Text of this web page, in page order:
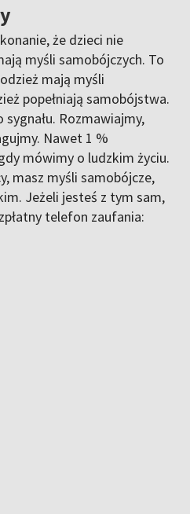
że dzieci nie
myśli samobójczych. To
mają myśli
popełniają samobójstwa.
Rozmawiajmy,
Nawet 1 %
mówimy o ludzkim życiu.
masz myśli samobójcze,
Jeżeli jesteś z tym sam,
telefon zaufania: